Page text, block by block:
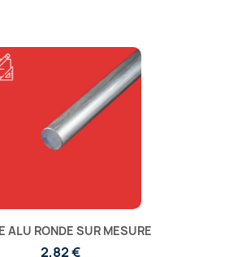
ALU RONDE SUR MESURE
2,82 €